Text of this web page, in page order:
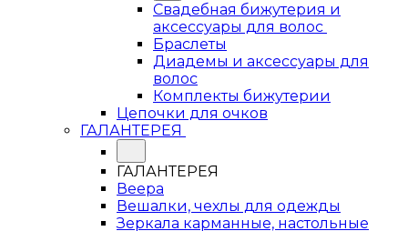
Свадебная бижутерия и
аксессуары для волос
Браслеты
Диадемы и аксессуары для
волос
Комплекты бижутерии
Цепочки для очков
ГАЛАНТЕРЕЯ
ГАЛАНТЕРЕЯ
Веера
Вешалки, чехлы для одежды
Зеркала карманные, настольные